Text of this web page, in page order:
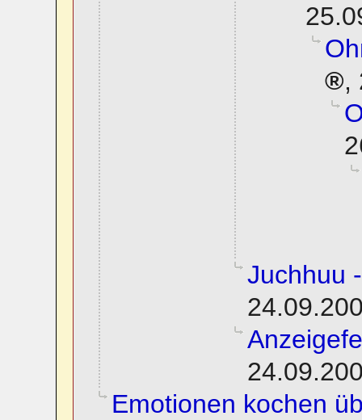
,
Juchhuu
Emotionen kochen